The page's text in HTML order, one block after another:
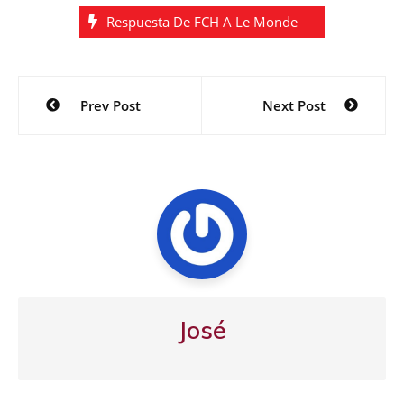
Respuesta De FCH A Le Monde
Navegación
Prev Post Next Post
José